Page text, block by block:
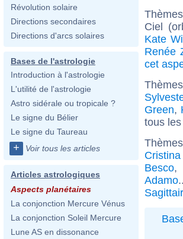
Révolution solaire
Directions secondaires
Directions d'arcs solaires
Bases de l'astrologie
Introduction à l'astrologie
L'utilité de l'astrologie
Astro sidérale ou tropicale ?
Le signe du Bélier
Le signe du Taureau
+ Voir tous les articles
Articles astrologiques
Aspects planétaires
La conjonction Mercure Vénus
La conjonction Soleil Mercure
Lune AS en dissonance
Ciel
Kate
Renée
cet
Green,
tous les
Besco,
Adamo